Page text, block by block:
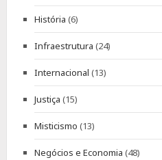
História (6)
Infraestrutura (24)
Internacional (13)
Justiça (15)
Misticismo (13)
Negócios e Economia (48)